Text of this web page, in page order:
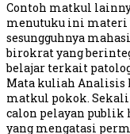
Contoh matkul
menutuku ini materi
sesungguhnya
birokrat yang
belajar terkait
Mata kuliah Analisis
matkul pokok.
calon pelayan publik
yang mengatasi